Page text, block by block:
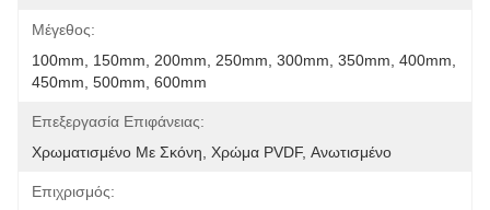
Μέγεθος:
100mm, 150mm, 200mm, 250mm, 300mm, 350mm, 400mm,
450mm, 500mm, 600mm
Επεξεργασία Επιφάνειας:
Χρωματισμένο Με Σκόνη, Χρώμα PVDF, Ανωτισμένο
Επιχρισμός: